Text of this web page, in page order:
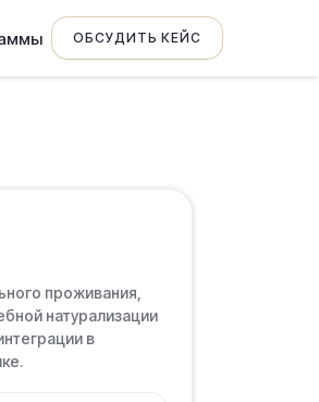
ОБСУДИТЬ КЕЙС
проживания,
натурализации
в